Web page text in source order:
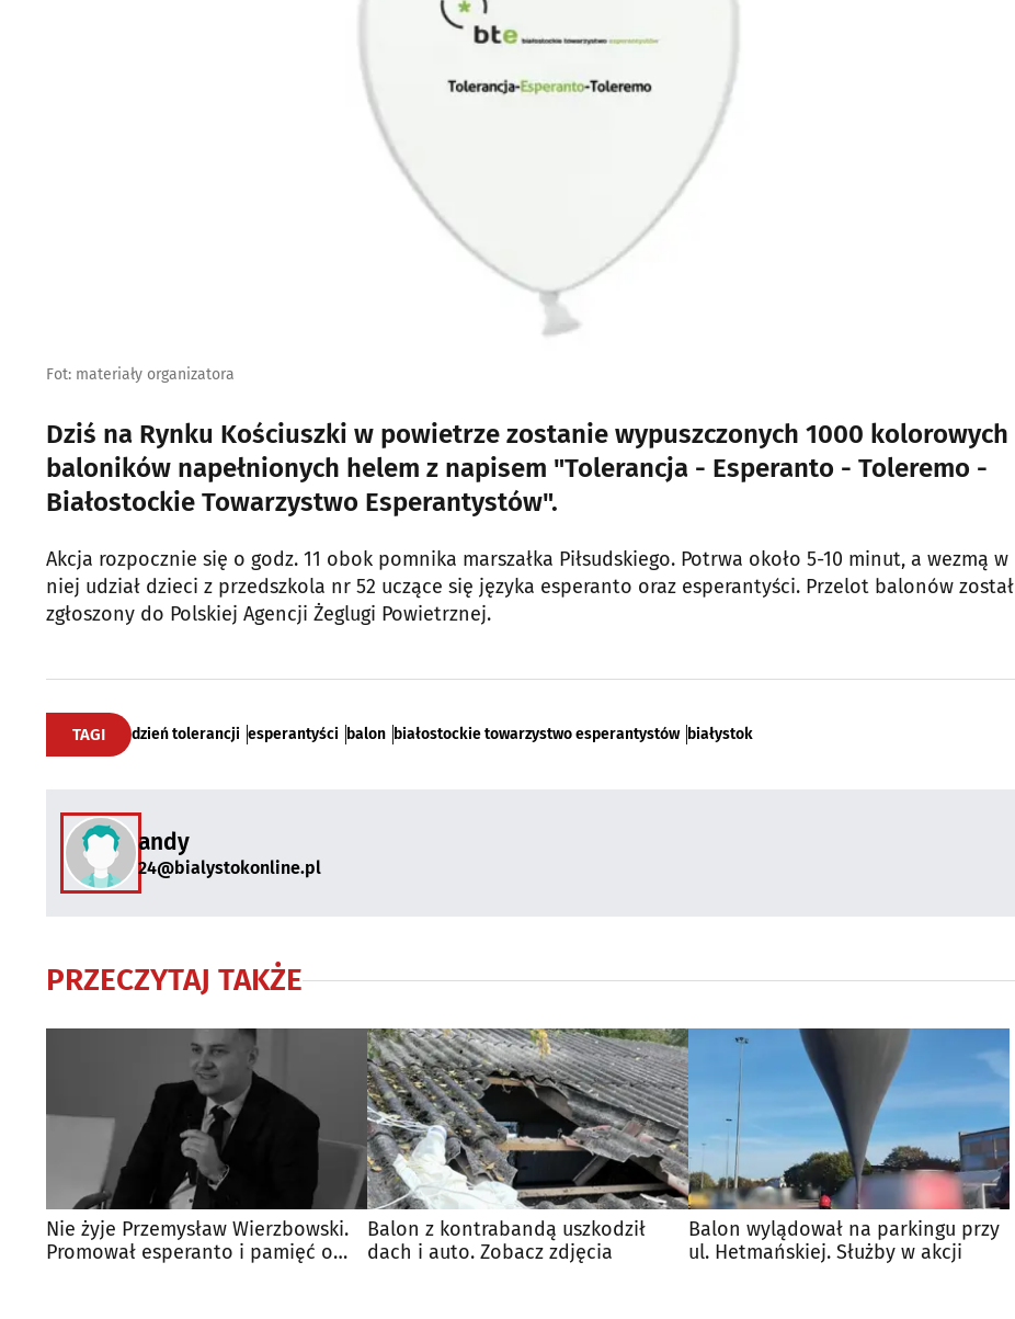
Fot: materiały organizatora
Dziś na Rynku Kościuszki w powietrze zostanie wypuszczonych 1000 kolorowych
baloników napełnionych helem z napisem "Tolerancja - Esperanto - Toleremo -
Białostockie Towarzystwo Esperantystów".
Akcja rozpocznie się o godz. 11 obok pomnika marszałka Piłsudskiego. Potrwa około 5-10 minut, a wezmą w
niej udział dzieci z przedszkola nr 52 uczące się języka esperanto oraz esperantyści. Przelot balonów został
zgłoszony do Polskiej Agencji Żeglugi Powietrznej.
TAGI dzień tolerancji esperantyści balon białostockie towarzystwo esperantystów białystok
andy
24@bialystokonline.pl
PRZECZYTAJ TAKŻE
Nie żyje Przemysław Wierzbowski.
Promował esperanto i pamięć o
Balon z kontrabandą uszkodził
dach i auto. Zobacz zdjęcia
Balon wylądował na parkingu przy
ul. Hetmańskiej. Służby w akcji